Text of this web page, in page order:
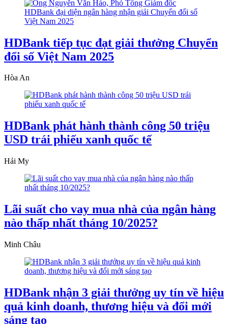
HDBank tiếp tục đạt giải thưởng Chuyển
đổi số Việt Nam 2025
Hòa An
HDBank phát hành thành công 50 triệu
USD trái phiếu xanh quốc tế
Hải My
Lãi suất cho vay mua nhà của ngân hàng
nào thấp nhất tháng 10/2025?
Minh Châu
HDBank nhận 3 giải thưởng uy tín về hiệu
quả kinh doanh, thương hiệu và đổi mới
sáng tạo